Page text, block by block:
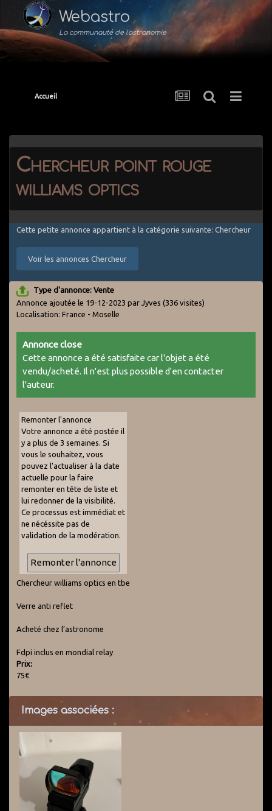
Webastro
La communauté de l'astronomie
Accueil
Chercheur point rouge
williams optics
Cette petite annonce appartient à la catégorie suivante: Chercheur
Voir les annonces Chercheur
Type d'annonce: Vente
Annonce ajoutée le 19-12-2023 par Jyves (336 visites)
Localisation: France - Moselle
Annonce close
Cette annonce a été satisfaite car l'objet a été
vendu/acheté. Il n'est plus possible d'en contacter
l'auteur.
Remonter l'annonce
Votre annonce a été postée il
y a plus de 3 semaines. Si
vous le souhaitez, vous
pouvez l'actualiser à la date
actuelle pour la faire
remonter en tête de liste et
lui redonner de la visibilité.
Ce processus est immédiat et
ne nécéssite pas de
validation de la modération.
Chercheur williams optics en tbe
Verre anti reflet
Acheté chez l’astronome
Fdpi inclus en mondial relay
Prix:
75€
Images associées :